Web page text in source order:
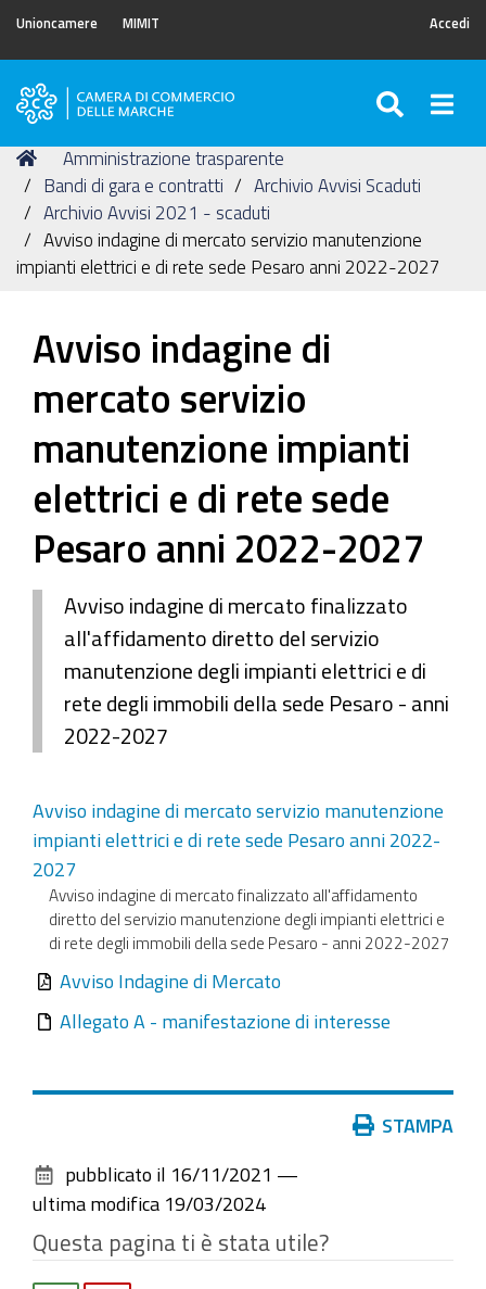
Unioncamere MIMIT Accedi
Camera
Commercio
delle
Marche
Tu
sei
qui:
Home
Amministrazione trasparente
Bandi di gara e contratti
Archivio Avvisi Scaduti
Archivio Avvisi 2021 - scaduti
Avviso indagine di mercato servizio manutenzione
impianti elettrici e di rete sede Pesaro anni 2022-2027
Avviso indagine di
mercato servizio
manutenzione impianti
elettrici e di rete sede
Pesaro anni 2022-2027
Avviso indagine di mercato finalizzato
all'affidamento diretto del servizio
manutenzione degli impianti elettrici e di
rete degli immobili della sede Pesaro - anni
2022-2027
Avviso indagine di mercato servizio manutenzione
impianti elettrici e di rete sede Pesaro anni 2022-
2027
Avviso indagine di mercato finalizzato all'affidamento
diretto del servizio manutenzione degli impianti elettrici e
di rete degli immobili della sede Pesaro - anni 2022-2027
Avviso Indagine di Mercato
Allegato A - manifestazione di interesse
documento
STAMPA
pubblicato il 16/11/2021 —
ultima modifica 19/03/2024
Questa pagina ti è stata utile?